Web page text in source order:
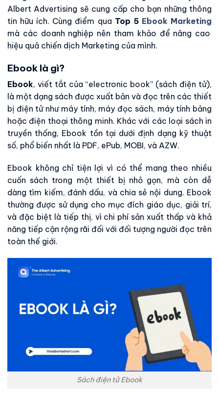
Albert Advertising sẽ cung cấp cho bạn những thông
tin hữu ích. Cùng điểm qua Top 5 Ebook Marketing
mà các doanh nghiệp nên tham khảo để nâng cao
hiệu quả chiến dịch Marketing của mình.
Ebook là gì?
Ebook, viết tắt của “electronic book” (sách điện tử),
là một dạng sách được xuất bản và đọc trên các thiết
bị điện tử như máy tính, máy đọc sách, máy tính bảng
hoặc điện thoại thông minh. Khác với các loại sách in
truyền thống, Ebook tồn tại dưới định dạng kỹ thuật
số, phổ biến nhất là PDF, ePub, MOBI, và AZW.
Ebook không chỉ tiện lợi vì có thể mang theo nhiều
cuốn sách trong một thiết bị nhỏ gọn, mà còn dễ
dàng tìm kiếm, đánh dấu, và chia sẻ nội dung. Ebook
thường được sử dụng cho mục đích giáo dục, giải trí,
và đặc biệt là tiếp thị, vì chi phí sản xuất thấp và khả
năng tiếp cận rộng rãi đối với đối tượng người đọc trên
toàn thế giới.
Sách điện tử Ebook